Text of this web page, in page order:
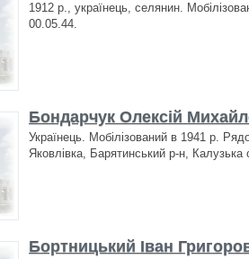
1912 р., українець, селянин.
00.05.44.
Бондарчук Олексій
Українець. Мобілізований в 1941 р.
Яковлівка, Барятинський р-н, Калузька
Бортницький Іван